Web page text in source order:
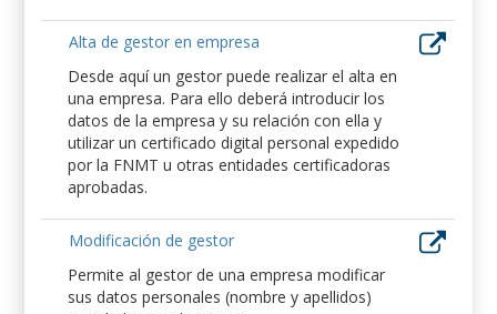
Alta de gestor en empresa
Desde aquí un gestor puede realizar el alta en
una empresa. Para ello deberá introducir los
datos de la empresa y su relación con ella y
utilizar un certificado digital personal expedido
por la FNMT u otras entidades certificadoras
aprobadas.
Modificación de gestor
Permite al gestor de una empresa modificar
sus datos personales (nombre y apellidos)